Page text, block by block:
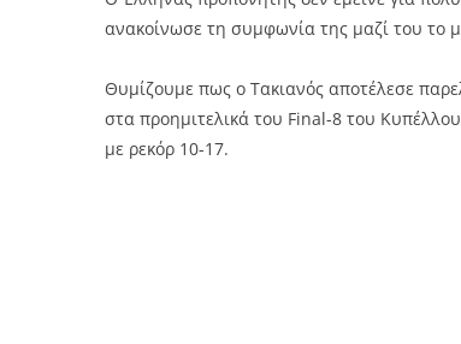
ανακοίνωσε τη συμφωνία της μαζί του το
Θυμίζουμε πως ο Τακιανός αποτέλεσε
στα προημιτελικά του Final-8 του
με ρεκόρ 10-17.